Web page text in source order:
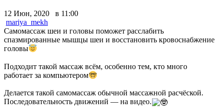
12 Июн, 2020 в 11:00
mariya_mekh
Самомассаж шеи и головы поможет расслабить
спазмированные мышцы шеи и восстановить кровоснабжение
головы
Подходит такой массаж всём, особенно тем, кто много
работает за компьютером
Делается такой самомассаж обычной массажной расчёской.
Последовательность движений — на видео.